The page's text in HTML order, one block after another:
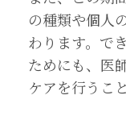
の種類や個人
わります。で
ためにも、医
ケアを行うこ